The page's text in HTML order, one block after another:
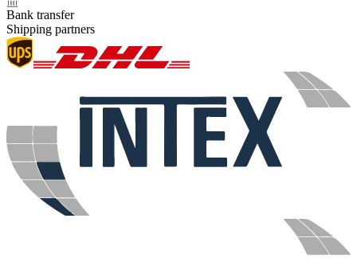
Bank transfer
Shipping partners